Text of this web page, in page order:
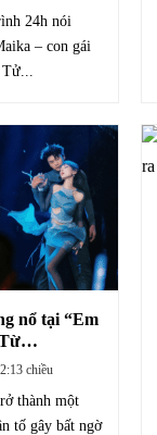
24h nói
– con gái
nổ tại “Em
nhân tố
chiều
thành một
tố gây bất ngờ